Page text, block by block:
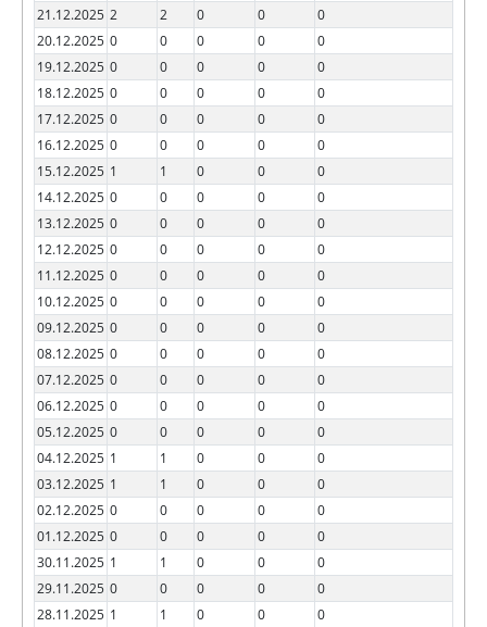
21.12.2025 2 2 0 0
0
20.12.2025 0 0 0 0
0
19.12.2025 0 0 0 0
0
18.12.2025 0 0 0 0
0
17.12.2025 0 0 0 0
0
16.12.2025 0 0 0 0
0
15.12.2025 1 1 0 0
0
14.12.2025 0 0 0 0
0
13.12.2025 0 0 0 0
0
12.12.2025 0 0 0 0
0
11.12.2025 0 0 0 0
0
10.12.2025 0 0 0 0
0
09.12.2025 0 0 0 0
0
08.12.2025 0 0 0 0
0
07.12.2025 0 0 0 0
0
06.12.2025 0 0 0 0
0
05.12.2025 0 0 0 0
0
04.12.2025 1 1 0 0
0
03.12.2025 1 1 0 0
0
02.12.2025 0 0 0 0
0
01.12.2025 0 0 0 0
0
30.11.2025 1 1 0 0
0
29.11.2025 0 0 0 0
0
28.11.2025 1 1 0 0 0